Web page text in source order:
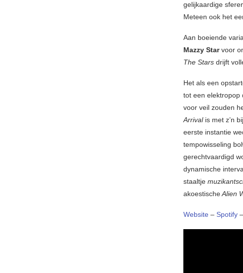
gelijkaardige
Meteen ook het
Aan boeiende
Mazzy Starvoor
The Stars drijft
Het als een
tot een elektropop
voor veil zouden
Arrivalis met z’n
eerste instantie
tempowisseling
gerechtvaardigd
dynamische
staaltje
akoestischeAlien
Website – Spotify –